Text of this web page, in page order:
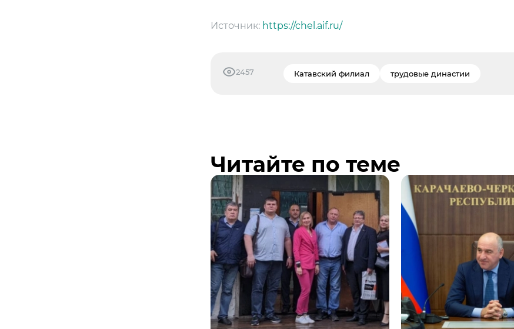
Источник: https://chel.aif.ru/
2457 Катавский филиал трудовые династии
Читайте по теме